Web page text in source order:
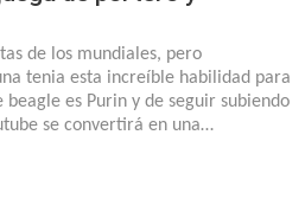
de los mundiales, pero
tenia esta increíble habilidad para
es Purin y de seguir subiendo
se convertirá en una…